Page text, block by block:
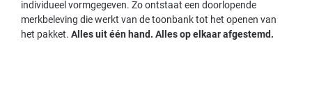
individueel vormgegeven. Zo ontstaat een doorlopende
merkbeleving die werkt van de toonbank tot het openen van
het pakket. Alles uit één hand. Alles op elkaar afgestemd.